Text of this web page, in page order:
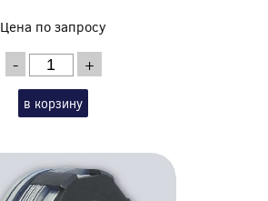
Цена по запросу
- +
в корзину